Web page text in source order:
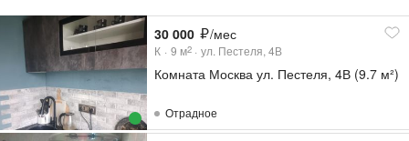
30 000 /мес
К 9 м2 ул. Пестеля, 4В
Комната Москва ул. Пестеля, 4В (9.7 м²)
Отрадное